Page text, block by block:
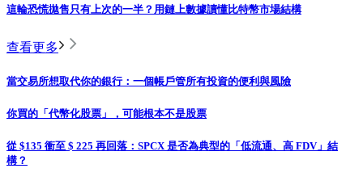
這輪恐慌拋售只有上次的一半？用鏈上數據讀懂比特幣市場結構
查看更多
當交易所想取代你的銀行：一個帳戶管所有投資的便利與風險
你買的「代幣化股票」，可能根本不是股票
從 $135 衝至 $ 225 再回落：SPCX 是否為典型的「低流通、高 FDV」結
構？